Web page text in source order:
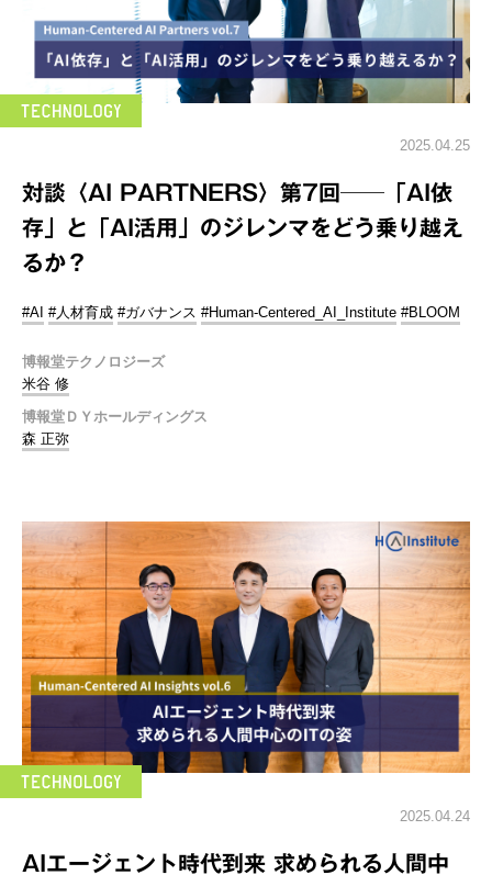
2025.04.25
対談〈AI PARTNERS〉第7回──「AI依
存」と「AI活用」のジレンマをどう乗り越え
るか？
#AI #人材育成 #ガバナンス #Human-Centered_AI_Institute #BLOOM
博報堂テクノロジーズ
米谷 修
博報堂ＤＹホールディングス
森 正弥
2025.04.24
AIエージェント時代到来 求められる人間中